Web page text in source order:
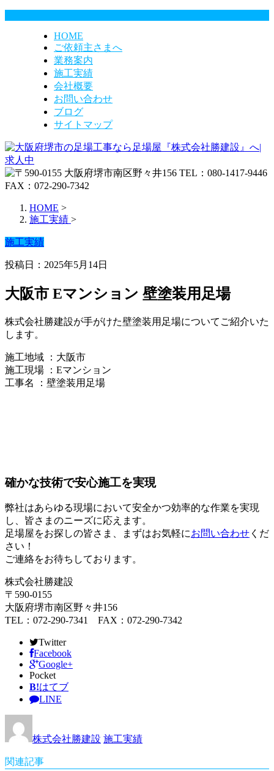
HOME
ご依頼主さまへ
業務案内
施工実績
会社概要
お問い合わせ
ブログ
サイトマップ
HOME >
施工実績 >
施工実績
投稿日：2025年5月14日
大阪市 Eマンション 壁塗装用足場
株式会社勝建設が手がけた壁塗装用足場についてご紹介いた
します。
施工地域 ：大阪市
施工現場 ：Eマンション
工事名 ：壁塗装用足場
確かな技術で安心施工を実現
弊社はあらゆる現場において安全かつ効率的な作業を実現
し、皆さまのニーズに応えます。
足場屋をお探しの皆さま、まずはお気軽にお問い合わせ くだ
さい！
ご連絡をお待ちしております。
株式会社勝建設
〒590-0155
大阪府堺市南区野々井156
TEL：072-290-7341 FAX：072-290-7342
Twitter
Facebook
Google+
Pocket
B!はてブ
LINE
株式会社勝建設 施工実績
関連記事